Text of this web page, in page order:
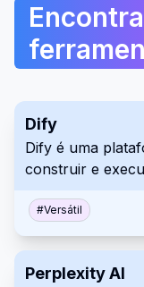
Dify
Dify é uma
construir e
#Versátil
Perplexity AI